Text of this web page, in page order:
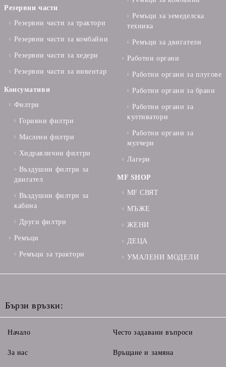
Резервни части
Резервни части за трактори
Резервни части за комбайни
Резервни части за хедери
Резервни части за инвентар
Консумативи
Филтри
Горивни филтри
Маслени филтри
Хидравлични филтри
Въздушни филтри за
двигател
Въздушни филтри за
кабина
Други филтри
Ремъци
Ремъци за трактори
Ремъци за земеделска
техника
Ремъци за двигатели
Работни органи
Работни органи за плугове
Работни органи за брани
Работни органи за
култиватори
Работни органи за
мулчери
Лагери
MF SHOP
MF СВЯТ
МЪЖЕ
ЖЕНИ
ДЕЦА
УМАЛЕНИ МОДЕЛИ
Бързи връзки:
Начало
За нас
Често задавани въпроси
Връщане и замяна